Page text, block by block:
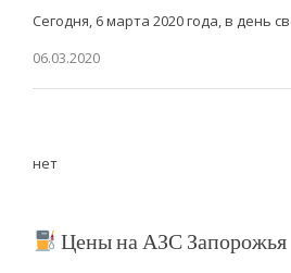
Сегодня, 6 марта 2020 года, в день
06.03.2020
нет
Цены на АЗС Запорожья